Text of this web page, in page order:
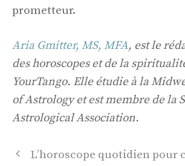
prometteur.
Aria Gmitter, MS, MFA, est le
des horoscopes et de la
YourTango. Elle étudie à la
of Astrology et est membre de la
Astrological Association.
Navigation
L’horoscope quotidien pour